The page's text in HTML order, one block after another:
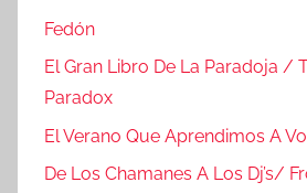
Fedón
El Gran Libro De La Paradoja /
Paradox
El Verano Que Aprendimos A
De Los Chamanes A Los Dj’s/